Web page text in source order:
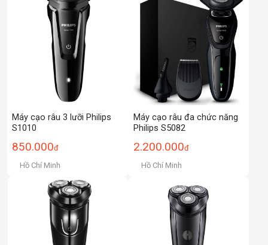
Máy cạo râu 3 lưỡi Philips
S1010
850.000đ
Hồ Chí Minh
Máy cạo râu đa chức năng
Philips S5082
2.200.000đ
Hồ Chí Minh